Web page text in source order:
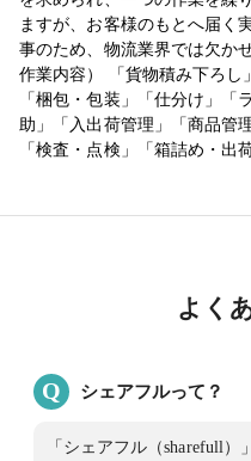
ますが、お客様のもとへ届く
事のため、物流業界では欠か
作業内容） 「貨物積み下ろし
「梱包・包装」「仕分け」「
助」「入出荷管理」「商品管
「検査・点検」「箱詰め・出荷
よく
Q シェアフルって？
「シェアフル（sharefull